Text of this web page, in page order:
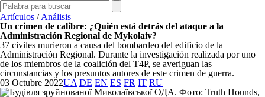
Artículos /Análisis
Un crimen de calibre: ¿Quién está detrás del ataque a la
Administración Regional de Mykolaiv?
37 civiles murieron a causa del bombardeo del edificio de la
Administración Regional. Durante la investigación realizada por uno
de los miembros de la coalición del T4P, se averiguan las
circunstancias y los presuntos autores de este crimen de guerra.
03 Octubre 2022UA DE EN ES FR IT RU